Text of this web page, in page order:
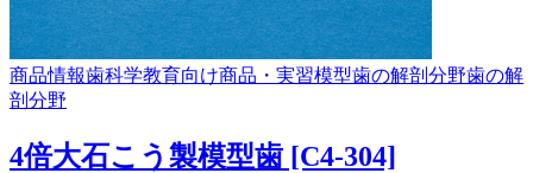
商品情報歯科学教育向け商品・実習模型歯の解剖分野歯の解
剖分野
4倍大石こう製模型歯 [C4-304]